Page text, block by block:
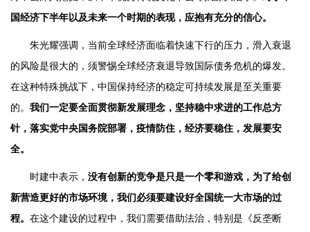
国经济下半年以及未来一个时期的表现，应抱有充分的信心。
朱光耀强调，当前全球经济面临着快速下行的压力，滑入衰退
的风险是很大的，须警惕全球经济衰退导致国际债务危机的爆发。
在这种特殊挑战下，中国保持经济的稳定可持续发展是至关重要
的。 我们一定要全面贯彻新发展理念，坚持稳中求进的工作总方
针，落实党中央国务院部署，疫情防住，经济要稳住，发展要安
全。
时建中表示， 没有创新的竞争是只是一个零和游戏，为了给创
新营造更好的市场环境，我们必须要建设好全国统一大市场的过
程。 在这个建设的过程中，我们需要借助法治，特别是《反垄断